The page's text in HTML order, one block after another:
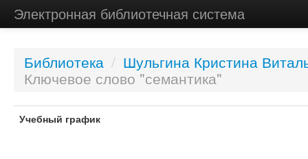
Электронная библиотечная система
Библиотека / Шульгина Кристина
Ключевое слово "семантика"
Учебный график